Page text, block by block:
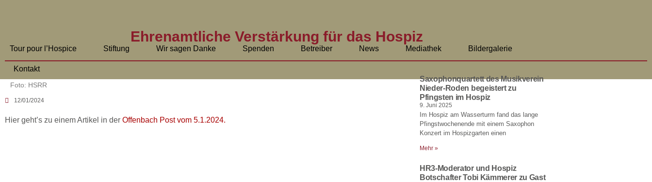
Tour pour l’Hospice Stiftung Wir sagen Danke Spenden Betreiber News Mediathek Bildergalerie
Kontakt
Ehrenamtliche Verstärkung für das Hospiz
Foto: HSRR
12/01/2024
Hier geht’s zu einem Artikel in der Offenbach Post vom 5.1.2024.
Saxophonquartett des Musikverein
Nieder-Roden begeistert zu
Pfingsten im Hospiz
9. Juni 2025
Im Hospiz am Wasserturm fand das lange
Pfingstwochenende mit einem Saxophon
Konzert im Hospizgarten einen
Mehr »
HR3-Moderator und Hospiz
Botschafter Tobi Kämmerer zu Gast